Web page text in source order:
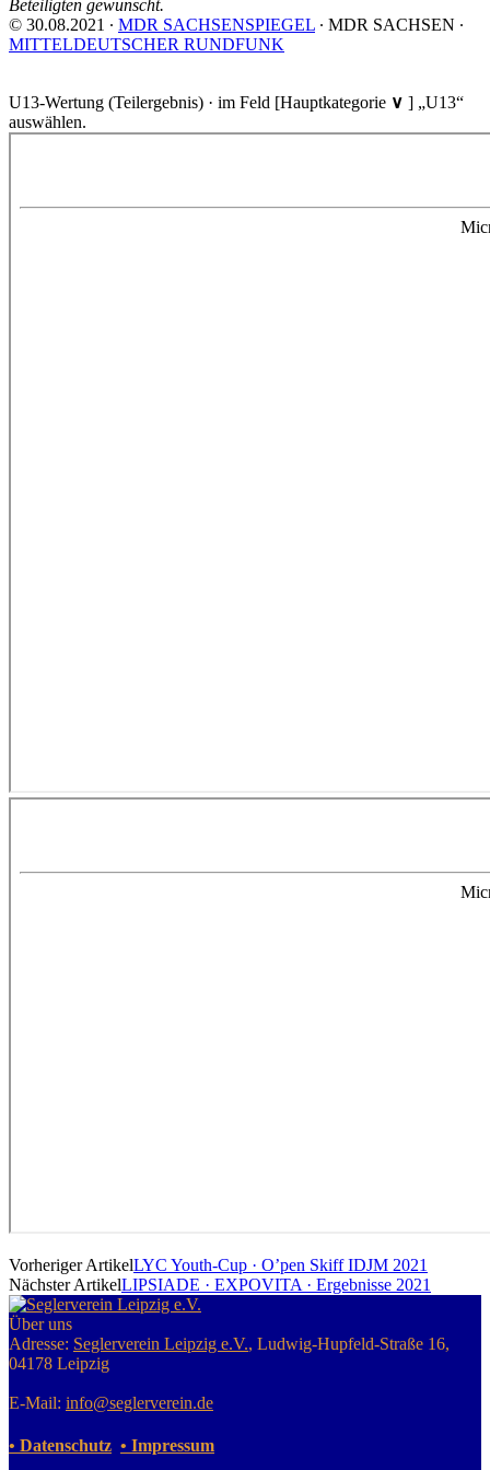
Betei­ligten ge­wünscht.
© 30.08.2021 ∙ MDR SACHSENSPIEGEL ∙ MDR SACHSEN ∙
MITTELDEUTSCHER RUNDFUNK
U13-Wertung (Teilergebnis) · im Feld [Hauptkategorie ∨ ] „U13“
auswählen.
Vorheriger ArtikelLYC Youth-Cup · O’pen Skiff IDJM 2021
Nächster ArtikelLIPSIADE · EXPOVITA · Ergebnisse 2021
Über uns
Adresse: Seglerverein Leipzig e.V., Ludwig-Hupfeld-Straße 16,
04178 Leipzig
E-Mail: info@seglerverein.de
• Datenschutz • Impressum